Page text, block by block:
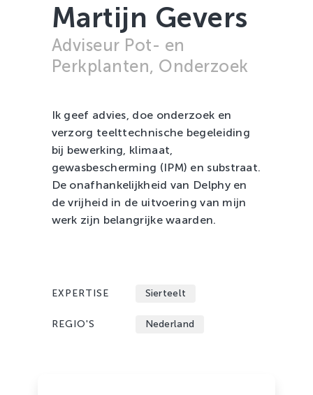
Glasgroenten
Glastuinbouw
Sierteelt
Martijn Gevers
Adviseur Pot- en
Perkplanten, Onderzoek
Ik geef advies, doe onderzoek en
verzorg teelttechnische begeleiding
bij bewerking, klimaat,
gewasbescherming (IPM) en substraat.
De onafhankelijkheid van Delphy en
de vrijheid in de uitvoering van mijn
werk zijn belangrijke waarden.
EXPERTISE Sierteelt
REGIO'S Nederland